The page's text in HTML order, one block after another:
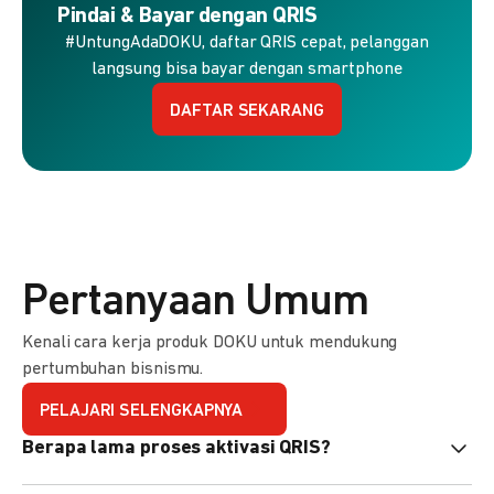
Pindai & Bayar dengan QRIS
#UntungAdaDOKU, daftar QRIS cepat, pelanggan
langsung bisa bayar dengan smartphone
DAFTAR SEKARANG
Pertanyaan Umum
Kenali cara kerja produk DOKU untuk mendukung
pertumbuhan bisnismu.
PELAJARI SELENGKAPNYA
Berapa lama proses aktivasi QRIS?